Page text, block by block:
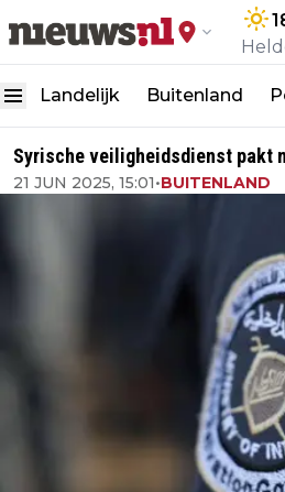
Landelijk Buitenland
Syrische veiligheidsdienst pakt
21 JUN 2025, 15:01•BUITENLAND